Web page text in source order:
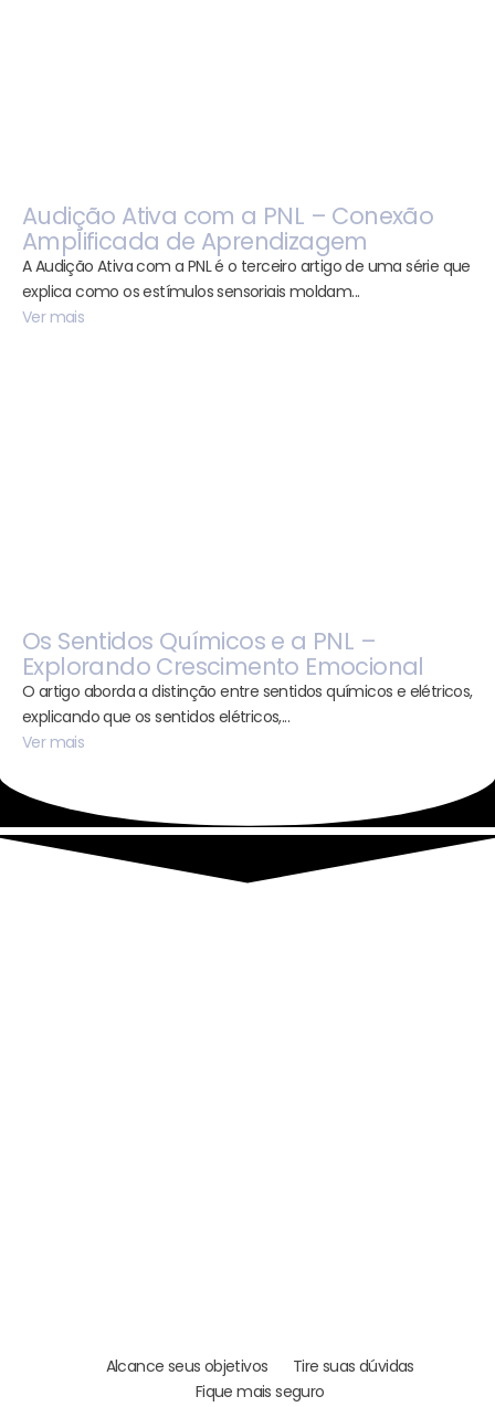
Audição Ativa com a PNL – Conexão
Amplificada de Aprendizagem
A Audição Ativa com a PNL é o terceiro artigo de uma série que
explica como os estímulos sensoriais moldam...
Ver mais
Os Sentidos Químicos e a PNL –
Explorando Crescimento Emocional
O artigo aborda a distinção entre sentidos químicos e elétricos,
explicando que os sentidos elétricos,...
Ver mais
Alcance seus objetivos
Tire suas dúvidas
Fique mais seguro